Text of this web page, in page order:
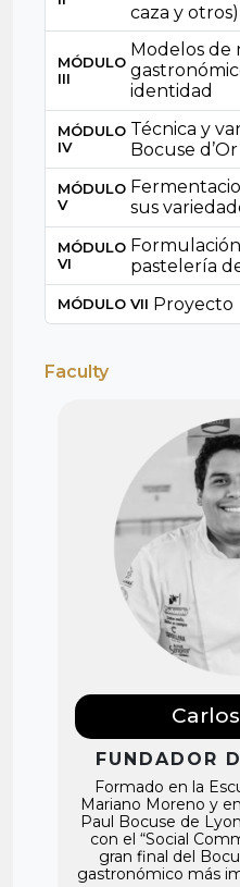
caza y otros)
MÓDULO
III
Modelos de
identidad
MÓDULO
IV
Técnica y
Bocuse d’Or
MÓDULO
V
sus
MÓDULO
VI
pastelería
MÓDULO VII Proyecto
Faculty
FUNDADOR
Formado en la
Mariano Moreno y
Paul Bocuse de
con el “Social
gran final del
gastronómico más